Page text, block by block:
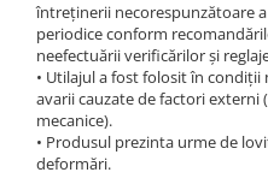
1.6.3. Instalații de Iluminat
1.6.4. Demaroare
1.6.8. Echipamente & aparate
masurare/testare
2.6.1. Echipamente atasabile
2.6.2. Piese de schimb si
2.7. Roti, anvelope & jante
2.7.1. Cauciucuri
întreținerii necorespunzătoare
periodice conform
neefectuării verificărilor și
• Utilajul a fost folosit în
avarii cauzate de factori externi
mecanice).
• Produsul prezinta urme de
deformări.